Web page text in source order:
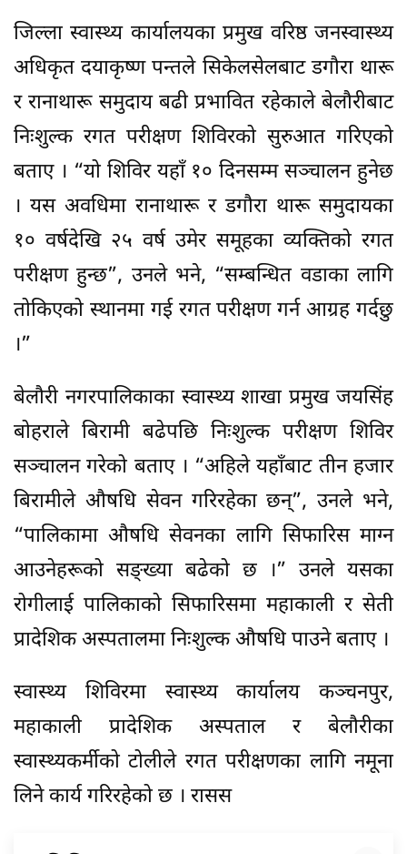
जिल्ला स्वास्थ्य कार्यालयका प्रमुख वरिष्ठ जनस्वास्थ्य
अधिकृत दयाकृष्ण पन्तले सिकेलसेलबाट डगौरा थारू
र रानाथारू समुदाय बढी प्रभावित रहेकाले बेलौरीबाट
निःशुल्क रगत परीक्षण शिविरको सुरुआत गरिएको
बताए । “यो शिविर यहाँ १० दिनसम्म सञ्चालन हुनेछ
। यस अवधिमा रानाथारू र डगौरा थारू समुदायका
१० वर्षदेखि २५ वर्ष उमेर समूहका व्यक्तिको रगत
परीक्षण हुन्छ”, उनले भने, “सम्बन्धित वडाका लागि
तोकिएको स्थानमा गई रगत परीक्षण गर्न आग्रह गर्दछु
।”
बेलौरी नगरपालिकाका स्वास्थ्य शाखा प्रमुख जयसिंह
बोहराले बिरामी बढेपछि निःशुल्क परीक्षण शिविर
सञ्चालन गरेको बताए । “अहिले यहाँबाट तीन हजार
बिरामीले औषधि सेवन गरिरहेका छन्”, उनले भने,
“पालिकामा औषधि सेवनका लागि सिफारिस माग्न
आउनेहरूको सङ्ख्या बढेको छ ।” उनले यसका
रोगीलाई पालिकाको सिफारिसमा महाकाली र सेती
प्रादेशिक अस्पतालमा निःशुल्क औषधि पाउने बताए ।
स्वास्थ्य शिविरमा स्वास्थ्य कार्यालय कञ्चनपुर,
महाकाली प्रादेशिक अस्पताल र बेलौरीका
स्वास्थ्यकर्मीको टोलीले रगत परीक्षणका लागि नमूना
लिने कार्य गरिरहेको छ । रासस